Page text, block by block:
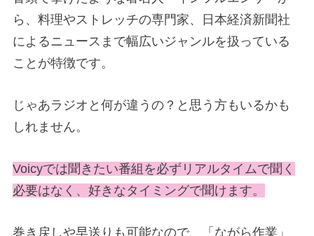
ら、料理やストレッチの専門家、日本経済新聞社
によるニュースまで幅広いジャンルを扱っている
ことが特徴です。
じゃあラジオと何が違うの？と思う方もいるかも
しれません。
Voicyでは聞きたい番組を必ずリアルタイムで聞く
必要はなく、好きなタイミングで聞けます。
巻き戻しや早送りも可能なので、「ながら作業」